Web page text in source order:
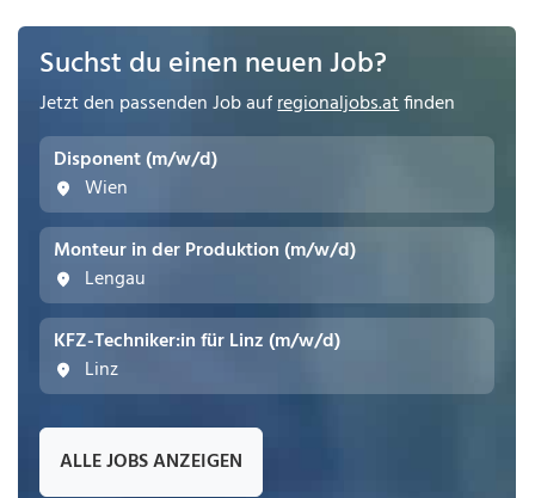
Suchst du einen neuen Job?
Jetzt den passenden Job aufregionaljobs.atfinden
Disponent (m/w/d)
Wien
Monteur in der Produktion (m/w/d)
Lengau
KFZ-Techniker:in für Linz (m/w/d)
Linz
ALLE JOBS ANZEIGEN